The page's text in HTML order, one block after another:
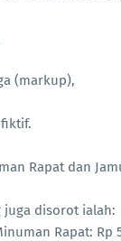
(markup),
Rapat dan
juga disorot ialah:
Rapat: Rp